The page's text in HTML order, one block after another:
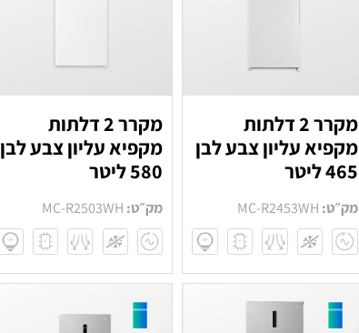
מקרר 2 דלתות
מקפיא עליון צבע לבן
465 ליטר
מק״ט: MC-R2453WH
מקרר 2 דלתות
מקפיא עליון צבע לבן
580 ליטר
מק״ט: MC-R2503WH